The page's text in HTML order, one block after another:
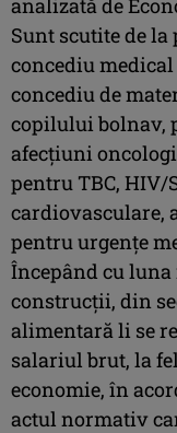
analizată de
Sunt scutite de
concediu
concediu de
copilului bolnav,
afecţiuni
pentru TBC, HIV/
cardiovasculare,
pentru urgenţe
Începând cu
construcţii, din
alimentară li se
salariul brut, la
economie, în
actul normativ